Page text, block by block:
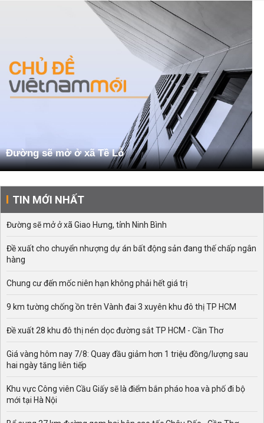
Đường sẽ mở ở xã Tề Lỗ
TIN MỚI NHẤT
Đường sẽ mở ở xã Giao Hưng, tỉnh Ninh Bình
Đề xuất cho chuyển nhượng dự án bất động sản đang thế chấp ngân
hàng
Chung cư đến mốc niên hạn không phải hết giá trị
9 km tường chống ồn trên Vành đai 3 xuyên khu đô thị TP HCM
Đề xuất 28 khu đô thị nén dọc đường sắt TP HCM - Cần Thơ
Giá vàng hôm nay 7/8: Quay đầu giảm hơn 1 triệu đồng/lượng sau
hai ngày tăng liên tiếp
Khu vực Công viên Cầu Giấy sẽ là điểm bắn pháo hoa và phố đi bộ
mới tại Hà Nội